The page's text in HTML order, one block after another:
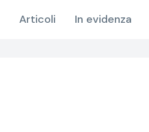
Articoli In evidenza